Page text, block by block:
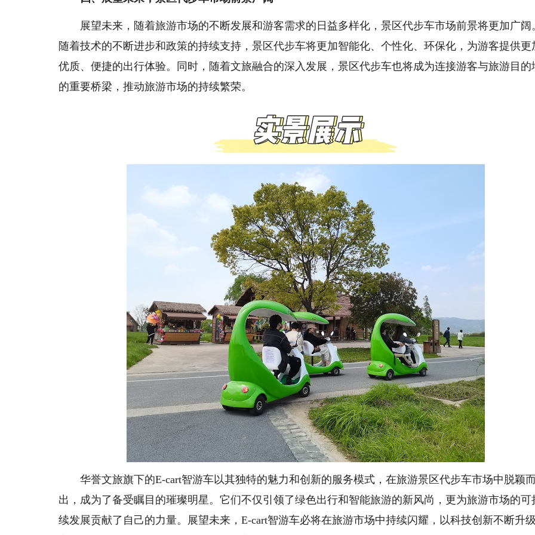
展望未来，随着旅游市场的不断发展和游客需求的日益多样化，景区代步车市场前景将更加广阔
随着技术的不断进步和政策的持续支持，景区代步车将更加智能化、个性化、环保化，为游客提供更
优质、便捷的出行体验。同时，随着文旅融合的深入发展，景区代步车也将成为连接游客与旅游目的
的重要桥梁，推动旅游市场的持续繁荣。
华誉文旅旗下的E-cart智游车以其独特的魅力和创新的服务模式，在旅游景区代步车市场中脱颖而
出，成为了备受瞩目的璀璨明星。它们不仅引领了绿色出行和智能旅游的新风尚，更为旅游市场的可
续发展贡献了自己的力量。展望未来，E-cart智游车必将在旅游市场中持续闪耀，以科技创新不断升